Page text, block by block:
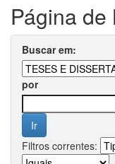
Página de
Buscar em:
por
Filtros correntes: